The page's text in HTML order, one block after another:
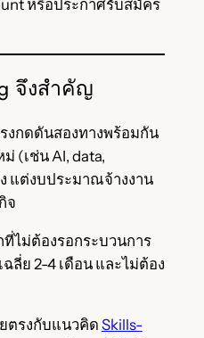
หรือประกาศรับสมัคร
จึงสำคัญ
งกดดันสองทางพร้อมกัน
(เช่น AI, data,
แต่งบประมาณจ้างงาน
จ
ไม่ต้องรอกระบวนการ
ลี่ย 2-4 เดือน และไม่ต้อง
ตรงกับแนวคิด Skills-